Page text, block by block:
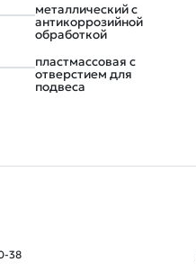
металлический с
антикоррозийной
обработкой
пластмассовая с
отверстием для
подвеса
38